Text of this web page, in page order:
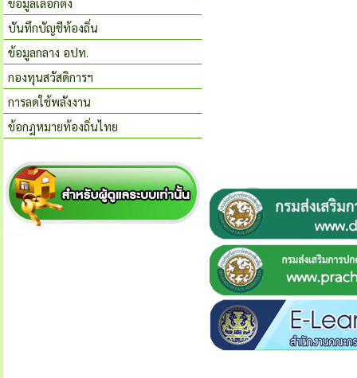
บันทึกบัญชีท้องถิ่น
ข้อมูลกลาง อปท.
กองทุนสวัสดิการฯ
การลดใช้พลังงาน
ข้อกฏหมายท้องถิ่นไทย